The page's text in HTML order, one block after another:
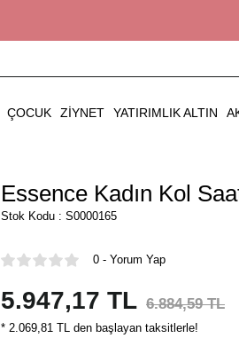
ÇOCUK ZIYNET YATIRIMLIK ALTIN
Essence Kadın Kol
Stok Kodu : S0000165
0 - Yorum Yap
5.947,17 TL 6.884,59 TL
* 2.069,81 TL den başlayan taksitlerle!